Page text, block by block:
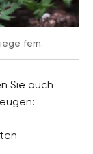
fern.
Sie auch